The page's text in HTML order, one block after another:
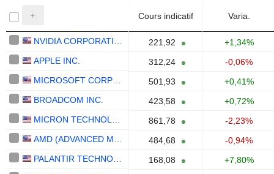
Cours indicatif Varia.
221,92
+1,34%
APPLE INC.
312,24
-0,06%
501,93
+0,41%
BROADCOM INC.
423,58
+0,72%
861,78
-2,23%
484,68
-0,94%
168,08
+7,80%